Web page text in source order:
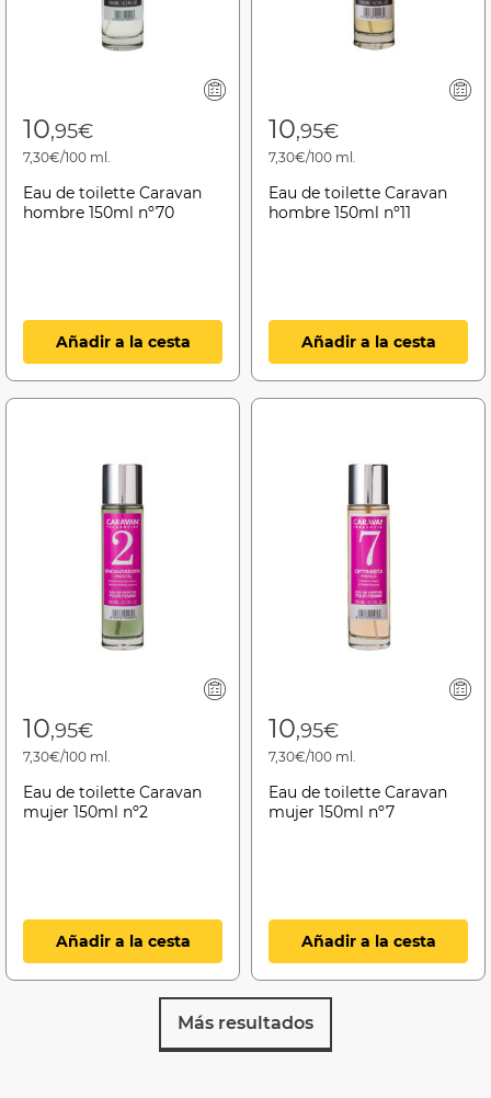
10,95€
7,30€/100 ml.
Eau de toilette Caravan
hombre 150ml nº70
Añadir a la cesta
10,95€
7,30€/100 ml.
Eau de toilette Caravan
hombre 150ml nº11
Añadir a la cesta
10,95€
7,30€/100 ml.
Eau de toilette Caravan
mujer 150ml nº2
Añadir a la cesta
10,95€
7,30€/100 ml.
Eau de toilette Caravan
mujer 150ml nº7
Añadir a la cesta
Más resultados